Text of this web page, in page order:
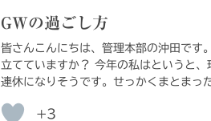
GWの過ごし方
皆さんこんにちは、管理本部の沖田です
立てていますか？ 今年の私はというと
連休になりそうです。せっかくまとま
+3